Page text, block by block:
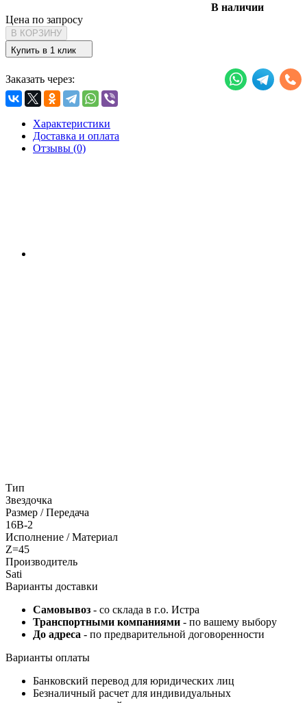
В наличии
Цена по запросу
В КОРЗИНУ
Купить в 1 клик
Заказать через:
Характеристики
Доставка и оплата
Отзывы (0)
Тип
Звездочка
Размер / Передача
16B-2
Исполнение / Материал
Z=45
Производитель
Sati
Варианты доставки
Самовывоз - со склада в г.о. Истра
Транспортными компаниями - по вашему выбору
До адреса - по предварительной договоренности
Варианты оплаты
Банковский перевод для юридических лиц
Безналичный расчет для индивидуальных